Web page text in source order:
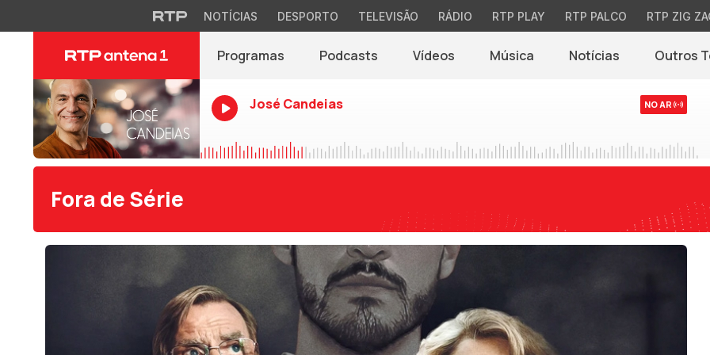
NOTÍCIAS DESPORTO TELEVISÃO RÁDIO RTP PLAY RTP PALCO RTP ZIG
Programas Podcasts Vídeos Música Notícias(abre em nova
Outros
José Candeias NO AR
Fora de Série